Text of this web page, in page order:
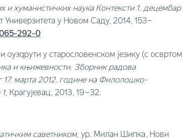
хуманистичких наука Контексти 1. децембар
у Новом Саду, 2014, 153–
292-0
у старословенском језику (с освртом
и књижевности. Зборник радова
марта 2012. године на Филолошко-
, Крагујевац, 2013, 19–32.
саветником, ур. Милан Шипка, Нови